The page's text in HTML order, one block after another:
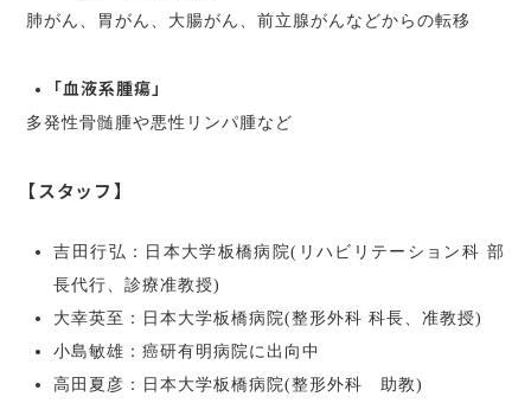
肺がん、胃がん、大腸がん、前立腺がんなどからの転移
「血液系腫瘍」
多発性骨髄腫や悪性リンパ腫など
【スタッフ】
吉田行弘：日本大学板橋病院(リハビリテーション科 部
長代行、診療准教授)
大幸英至：日本大学板橋病院(整形外科 科長、准教授)
小島敏雄：癌研有明病院に出向中
高田夏彦：日本大学板橋病院(整形外科 助教)